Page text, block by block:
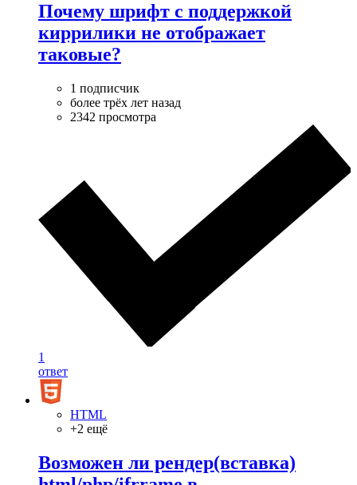
Почему шрифт с поддержкой
киррилики не отображает
таковые?
1 подписчик
более трёх лет назад
2342 просмотра
1
ответ
HTML
+2 ещё
Возможен ли рендер(вставка)